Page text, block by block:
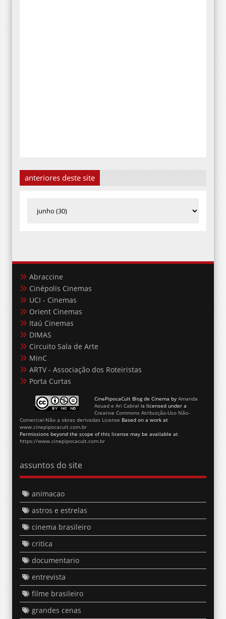
anteriores deste site
Abraccine
Cinépolis Cinemas
UCI - Cinemas
Orient Cinemas
Itaú Cinemas
DIMAS
Circuito Sala de Arte
MinC
ARTV - Associação dos Roteiristas
Porta Curtas
CinePipocaCult Blog de Cinema by Amanda
Aouad e Ari Cabral is licensed under a
Creative Commons Atribuição-Uso Não-
Comercial-Não a obras derivadas License Based on a work at
www.cinepipocacult.com.br
Permissions beyond the scope of this license may be available at
https://www.cinepipocacult.com.br
assuntos do site
animacao
astros e estrelas
cinema brasileiro
critica
documentario
entrevista
filme brasileiro
grandes cenas